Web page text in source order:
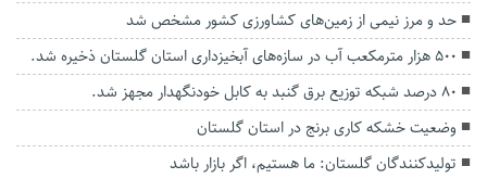
حد و مرز نیمی از زمین‌های کشاورزی کشور مشخص شد
۵۰۰ هزار مترمکعب آب در سازه‌های آبخیزداری استان گلستان ذخیره شد.
۸۰ درصد شبکه توزیع برق گنبد به کابل خودنگهدار مجهز شد.
وضعیت خشکه کاری برنج در استان گلستان
تولیدکنندگان گلستان: ما هستیم، اگر بازار باشد